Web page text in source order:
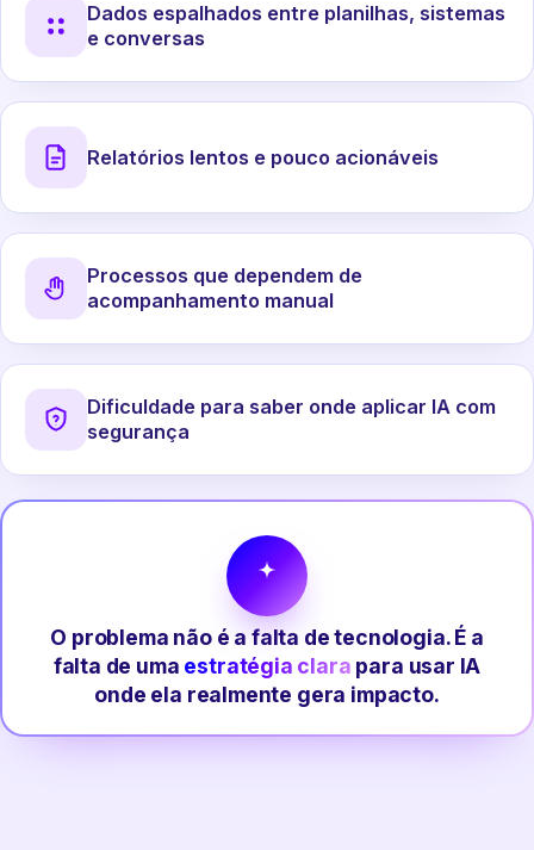
Dados espalhados entre planilhas, sistemas
e conversas
Relatórios lentos e pouco acionáveis
Processos que dependem de
acompanhamento manual
Dificuldade para saber onde aplicar IA com
segurança
O problema não é a falta de tecnologia. É a
falta de uma estratégia clara para usar IA
onde ela realmente gera impacto.